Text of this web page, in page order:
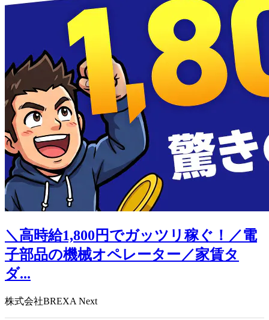
＼高時給1,800円でガッツリ稼ぐ！／電
子部品の機械オペレーター／家賃タ
ダ...
株式会社BREXA Next